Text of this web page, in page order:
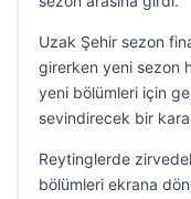
Uzak Şehir sezon
girerken yeni sezon
yeni bölümleri için
sevindirecek bir
Reytinglerde
bölümleri ekrana